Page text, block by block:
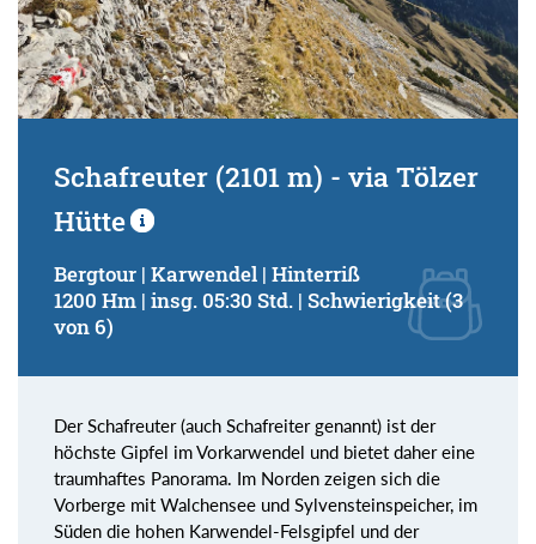
Schafreuter (2101 m) - via Tölzer
Hütte
Bergtour | Karwendel | Hinterriß
1200 Hm | insg. 05:30 Std. | Schwierigkeit (3
von 6)
Der Schafreuter (auch Schafreiter genannt) ist der
höchste Gipfel im Vorkarwendel und bietet daher eine
traumhaftes Panorama. Im Norden zeigen sich die
Vorberge mit Walchensee und Sylvensteinspeicher, im
Süden die hohen Karwendel-Felsgipfel und der